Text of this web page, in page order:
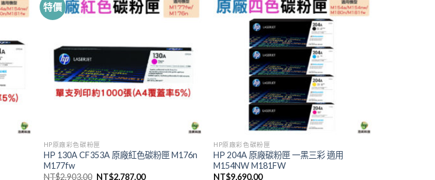
特價
HP原廠彩色碳粉匣
HP 130A CF353A 原廠紅色碳粉匣 M176n
M177fw
NT$2,903.00 原
NT$2,787.00目
HP原廠彩色碳粉匣
HP 204A 原廠碳粉匣 一黑三彩 適用
M154NW M181FW
NT$9,690.00